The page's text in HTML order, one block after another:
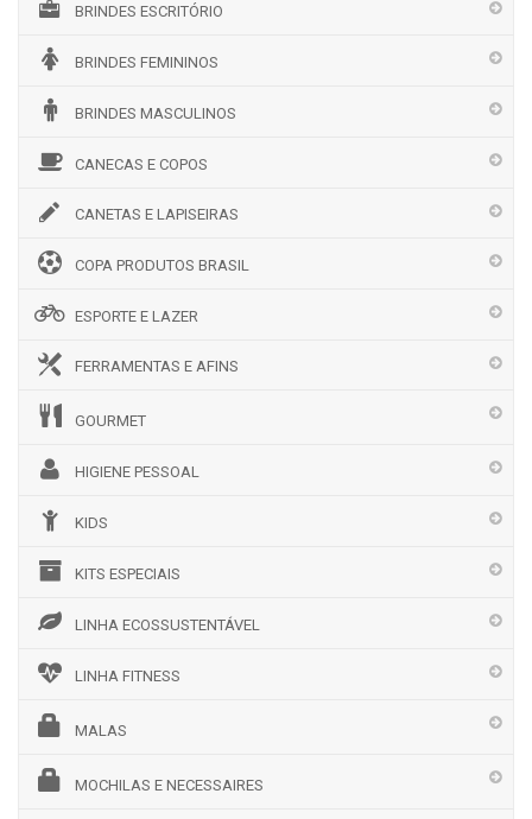
BRINDES ESCRITÓRIO
BRINDES FEMININOS
BRINDES MASCULINOS
CANECAS E COPOS
CANETAS E LAPISEIRAS
COPA PRODUTOS BRASIL
ESPORTE E LAZER
FERRAMENTAS E AFINS
GOURMET
HIGIENE PESSOAL
KIDS
KITS ESPECIAIS
LINHA ECOSSUSTENTÁVEL
LINHA FITNESS
MALAS
MOCHILAS E NECESSAIRES